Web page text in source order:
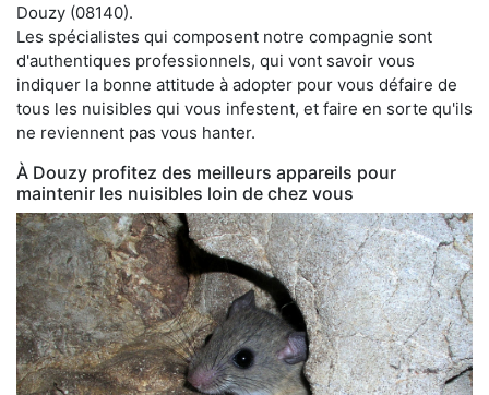
Douzy (08140).
Les spécialistes qui composent notre compagnie sont
d'authentiques professionnels, qui vont savoir vous
indiquer la bonne attitude à adopter pour vous défaire de
tous les nuisibles qui vous infestent, et faire en sorte qu'ils
ne reviennent pas vous hanter.
À Douzy profitez des meilleurs appareils pour
maintenir les nuisibles loin de chez vous